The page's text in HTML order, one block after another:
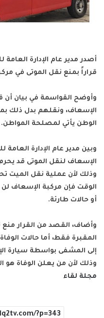
أصدر مدير عام الإدارة
قراراً بمنع نقل الموتى في
وأوضح القواسمة في بيان أن
الإسعاف، ونقلهم بدل ذلك
الوطن يأتي لمصلحة المواطن.
وبين مدير عام الإدارة
الإسعاف لنقل الموتى قد
الوقت فإن مركبة الإسعاف
أو حالات طارئة.
وأضاف، القصد من القرار منع
المقبرة فقط، أما حالات
إلى المشفى بواسطة سيارة
وذلك لأن من يعلن الوفاة
مجلة لقاء